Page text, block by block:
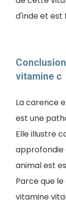
d'inde et est
vitamine c
La carence
est une
Elle illustre
approfondie
animal est
Parce que
vitamine